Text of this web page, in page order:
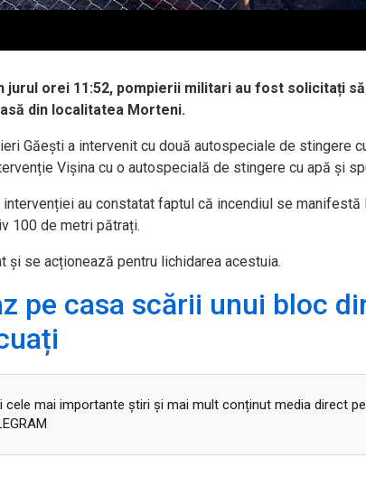
jurul orei 11:52, pompierii militari au fost solicitați
din localitatea Morteni.
Găești a intervenit cu două autospeciale de stingere
Vișina cu o autospecială de stingere cu apă și
au constatat faptul că incendiul se
100 de metri pătrați.
și se acționează pentru lichidarea acestuia.
pe casa scării unui bloc
cele mai importante știri și mai mult conținut media direct